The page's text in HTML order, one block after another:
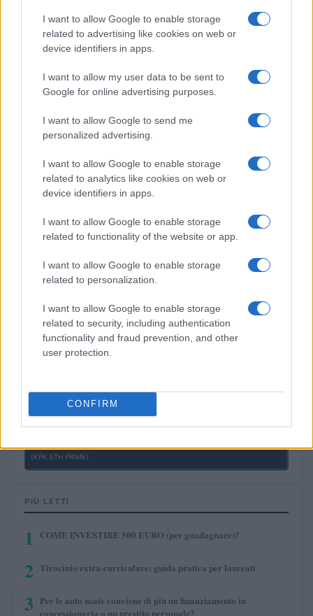
I want to allow Google to enable storage
related to advertising like cookies on web or
device identifiers in apps.
I want to allow my user data to be sent to
Google for online advertising purposes.
I want to allow Google to send me
personalized advertising.
I want to allow Google to enable storage
related to analytics like cookies on web or
device identifiers in apps.
I want to allow Google to enable storage
related to functionality of the website or app.
I want to allow Google to enable storage
related to personalization.
I want to allow Google to enable storage
related to security, including authentication
functionality and fraud prevention, and other
user protection.
CONFIRM
Steakhouse EURCV
$100,000,000,000,000.00
(EPOCH)
Stride Staked Injective
(STINJ)
$16.49
Vested XOR
(VXOR)
$3,407.11
JDB
FibSwap DEX $0.0085
(KPK ETH PRIME)
PIÙ LETTI
1 COME INVESTIRE 500 EURO (per guadagnare)?
2 Tirocinio extra-curriculare: guida pratica per laureati
3 Per le auto usate conviene di più un finanziamento in
concessionaria o un prestito personale?